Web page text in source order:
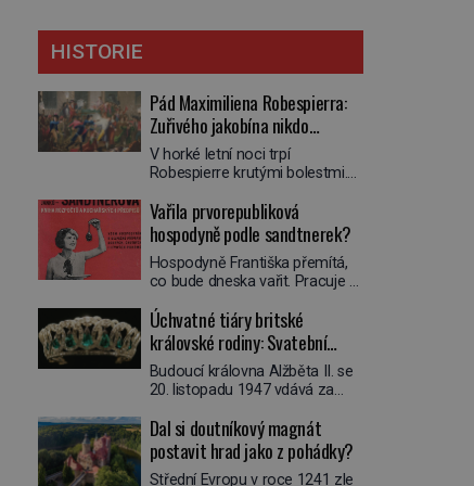
HISTORIE
Pád Maximiliena Robespierra:
Zuřivého jakobína nikdo
nelitoval?
V horké letní noci trpí
Robespierre krutými bolestmi.
víří kolotoč myšlenek. Když se
probere z mdlob, vzpomene si
na jednu z pařížských
jasnovidek, kterou před lety
navštívil. Prorokovala mu
vysmál. „Robespierre to
dotáhne hodně daleko,“
prohlásil o něm jiný významný
francouzský revolucionář,
Honoré de Mirabeau […]
Vařila prvorepubliková
hospodyně podle sandtnerek?
Hospodyně Františka přemítá,
co bude dneska vařit. Pracuje v
mlsný jazýček. Zalistuje proto
rychle v jedné ze „sandtnerek“.
„Zaplaťpánbůh, že už
nemusíme chodit s lístky,“
povzdechne si směrem ke
ruce. Ještě v prvních letech
nové republiky fungoval kvůli
nedostatku zboží přídělový
Úchvatné tiáry britské
královské rodiny: Svatební
klenot Alžbětě II. praskl
Budoucí královna Alžběta II. se
20. listopadu 1947 vdává za
Mountbattena. Aby měla na
obřad ve Westminsteru podle
tradice „něco vypůjčeného“, její
Dal si doutníkový magnát
postavit hrad jako z pohádky?
Střední Evropu v roce 1241 zle